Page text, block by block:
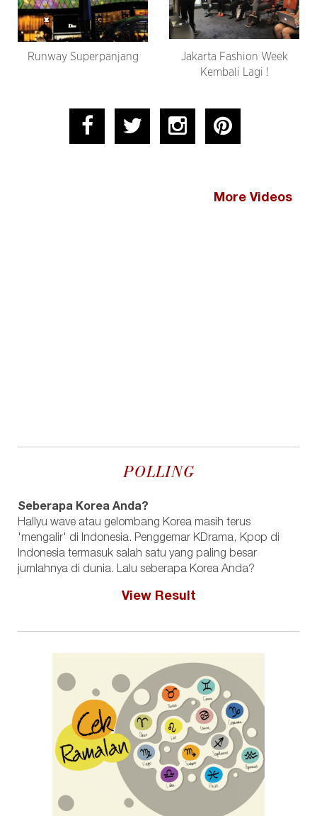
Runway Superpanjang
Jakarta Fashion Week
Kembali Lagi !
More Videos
POLLING
Seberapa Korea Anda?
Hallyu wave atau gelombang Korea masih terus
'mengalir' di Indonesia. Penggemar KDrama, Kpop di
Indonesia termasuk salah satu yang paling besar
jumlahnya di dunia. Lalu seberapa Korea Anda?
View Result